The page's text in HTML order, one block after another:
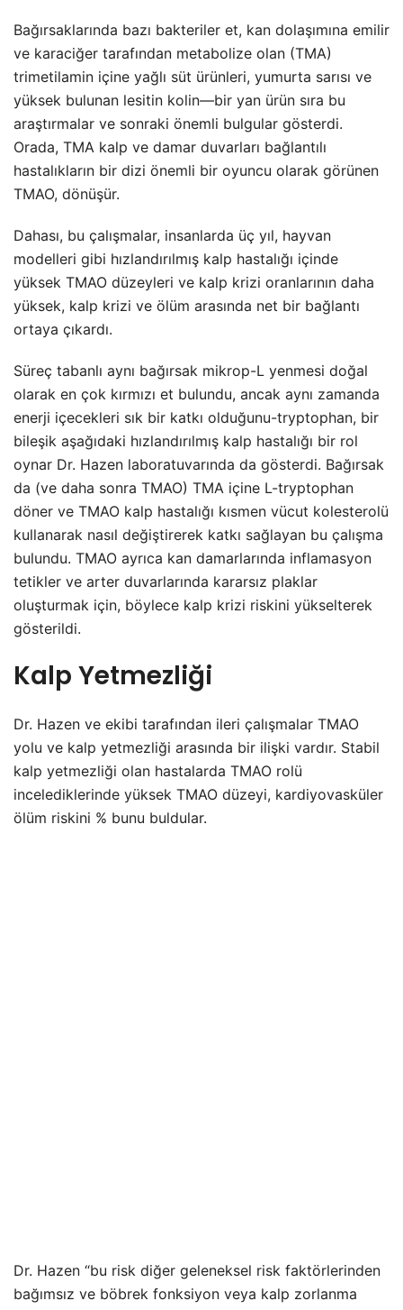
Bağırsaklarında bazı bakteriler et, kan dolaşımına emilir
ve karaciğer tarafından metabolize olan (TMA)
trimetilamin içine yağlı süt ürünleri, yumurta sarısı ve
yüksek bulunan lesitin kolin—bir yan ürün sıra bu
araştırmalar ve sonraki önemli bulgular gösterdi.
Orada, TMA kalp ve damar duvarları bağlantılı
hastalıkların bir dizi önemli bir oyuncu olarak görünen
TMAO, dönüşür.
Dahası, bu çalışmalar, insanlarda üç yıl, hayvan
modelleri gibi hızlandırılmış kalp hastalığı içinde
yüksek TMAO düzeyleri ve kalp krizi oranlarının daha
yüksek, kalp krizi ve ölüm arasında net bir bağlantı
ortaya çıkardı.
Süreç tabanlı aynı bağırsak mikrop-L yenmesi doğal
olarak en çok kırmızı et bulundu, ancak aynı zamanda
enerji içecekleri sık bir katkı olduğunu-tryptophan, bir
bileşik aşağıdaki hızlandırılmış kalp hastalığı bir rol
oynar Dr. Hazen laboratuvarında da gösterdi. Bağırsak
da (ve daha sonra TMAO) TMA içine L-tryptophan
döner ve TMAO kalp hastalığı kısmen vücut kolesterolü
kullanarak nasıl değiştirerek katkı sağlayan bu çalışma
bulundu. TMAO ayrıca kan damarlarında inflamasyon
tetikler ve arter duvarlarında kararsız plaklar
oluşturmak için, böylece kalp krizi riskini yükselterek
gösterildi.
Kalp Yetmezliği
Dr. Hazen ve ekibi tarafından ileri çalışmalar TMAO
yolu ve kalp yetmezliği arasında bir ilişki vardır. Stabil
kalp yetmezliği olan hastalarda TMAO rolü
incelediklerinde yüksek TMAO düzeyi, kardiyovasküler
ölüm riskini % bunu buldular.
Dr. Hazen “bu risk diğer geleneksel risk faktörlerinden
bağımsız ve böbrek fonksiyon veya kalp zorlanma